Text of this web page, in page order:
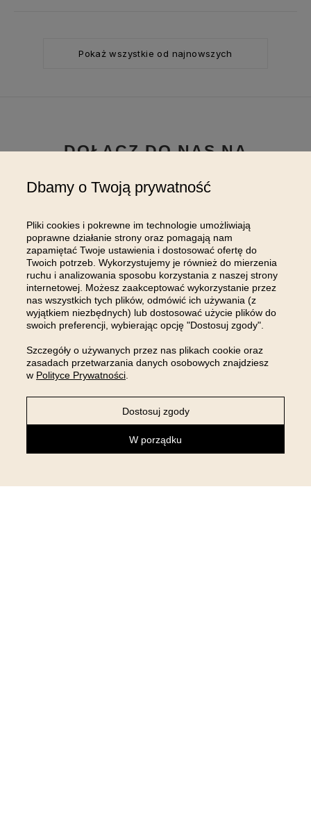
Pokaż wszystkie od najnowszych
DOŁĄCZ DO NAS NA
Zapisz się do newslettera i otrzymaj 5% rabatu na pierwsze
Dbamy o Twoją prywatność
Pliki cookies i pokrewne im technologie umożliwiają
poprawne działanie strony oraz pomagają nam
zapamiętać Twoje ustawienia i dostosować ofertę do
Twoich potrzeb. Wykorzystujemy je również do mierzenia
ruchu i analizowania sposobu korzystania z naszej strony
internetowej. Możesz zaakceptować wykorzystanie przez
nas wszystkich tych plików, odmówić ich używania (z
wyjątkiem niezbędnych) lub dostosować użycie plików do
swoich preferencji, wybierając opcję "Dostosuj zgody".
Szczegóły o używanych przez nas plikach cookie oraz
zasadach przetwarzania danych osobowych znajdziesz
w Polityce Prywatności
W porządku
Dostosuj zgody